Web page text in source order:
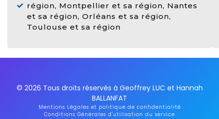
région, Montpellier et sa région, Nantes
et sa région, Orléans et sa région,
Toulouse et sa région
© 2026 Tous droits réservés à Geoffrey LUC et Hannah
BALLANFAT
Mentions Légales et politique de confidentialité
Conditions Générales d'utilisation du service